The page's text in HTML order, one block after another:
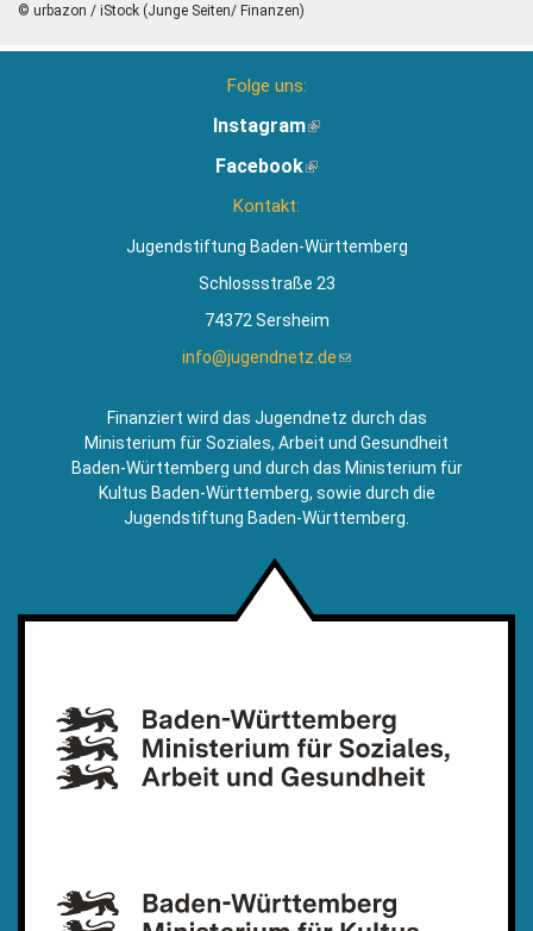
© urbazon / iStock (Junge Seiten/ Finanzen)
Folge uns:
Instagram(Link
extern)
Facebook(Link
Kontakt:
Jugendstiftung Baden-Württemberg
Schlossstraße 23
74372 Sersheim
info@jugendnetz.de(Link
Mail)
Finanziert wird das Jugendnetz durch das
Ministerium für Soziales, Arbeit und Gesundheit
Baden-Württemberg und durch das Ministerium für
Kultus Baden-Württemberg, sowie durch die
Jugendstiftung Baden-Württemberg.